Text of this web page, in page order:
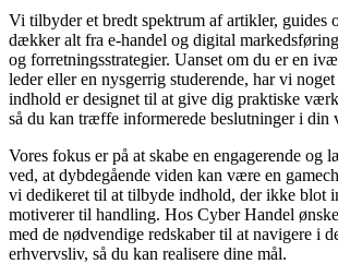
Vi tilbyder et bredt spektrum af artikler, guides
dækker alt fra e-handel og digital
og forretningsstrategier. Uanset om du er en
leder eller en nysgerrig studerende, har vi
indhold er designet til at give dig praktiske
så du kan træffe informerede beslutninger i din
Vores fokus er på at skabe en engagerende og
ved, at dybdegående viden kan være en
vi dedikeret til at tilbyde indhold, der ikke blot
motiverer til handling. Hos Cyber Handel
med de nødvendige redskaber til at navigere i
erhvervsliv, så du kan realisere dine mål.